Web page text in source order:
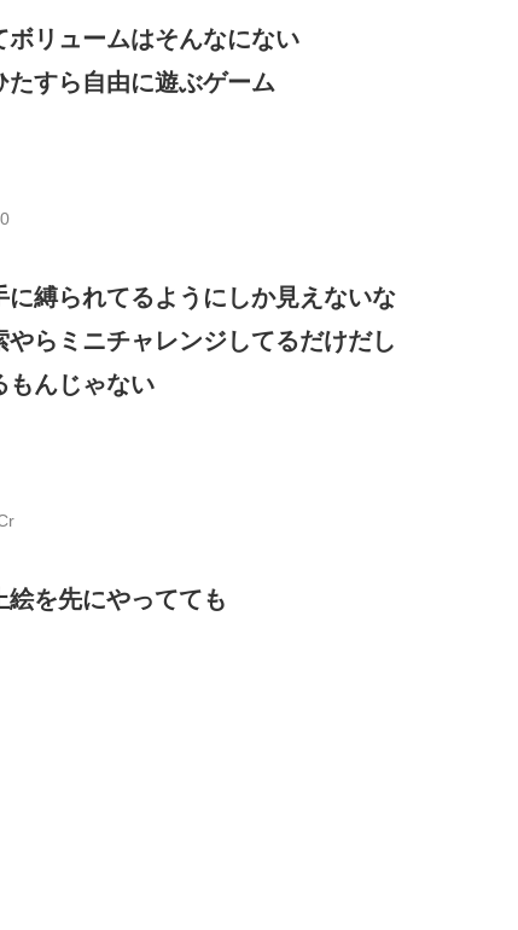
リュームはそんなにない
すら自由に遊ぶゲーム
縛られてるようにしか見えないな
らミニチャレンジしてるだけだし
もんじゃない
を先にやってても